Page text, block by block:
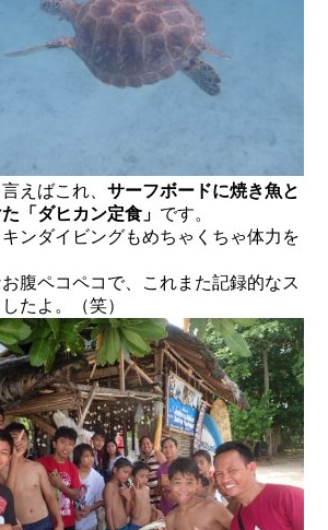
えばこれ、サーフボードに焼き魚と
「ダヒカン定食」 です。
ンダイビングもめちゃくちゃ体力を
腹ペコペコで、これまた記録的なス
たよ。（笑）